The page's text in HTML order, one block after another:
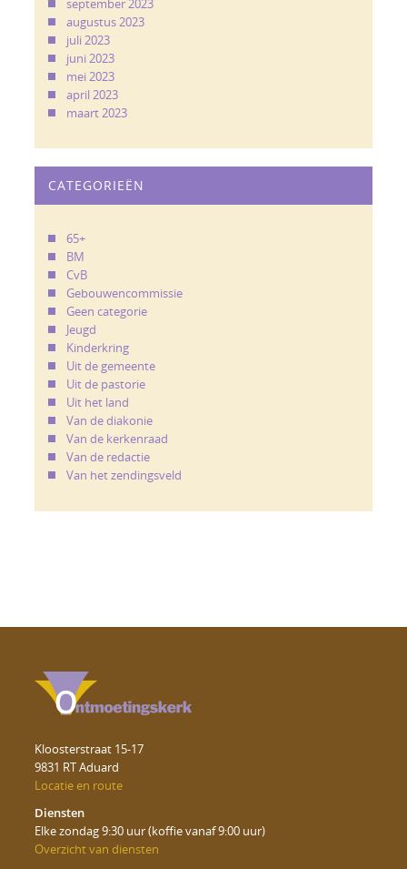
september 2023
augustus 2023
juli 2023
juni 2023
mei 2023
april 2023
maart 2023
CATEGORIEËN
65+
BM
CvB
Gebouwencommissie
Geen categorie
Jeugd
Kinderkring
Uit de gemeente
Uit de pastorie
Uit het land
Van de diakonie
Van de kerkenraad
Van de redactie
Van het zendingsveld
Kloosterstraat 15-17
9831 RT Aduard
Locatie en route
Diensten
Elke zondag 9:30 uur (koffie vanaf 9:00 uur)
Overzicht van diensten